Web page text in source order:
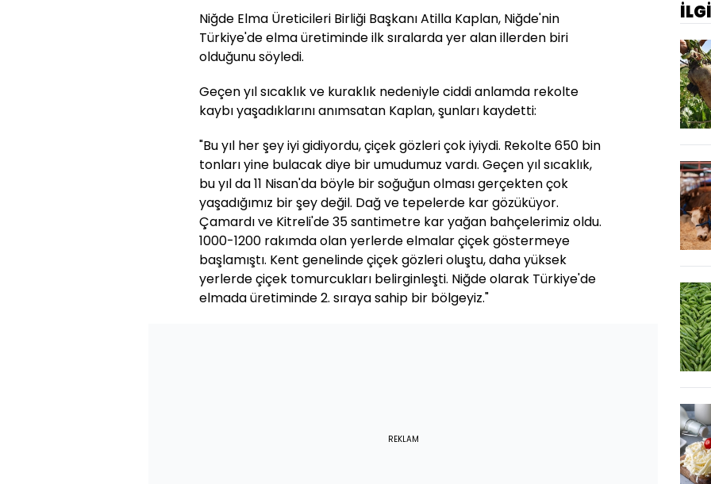
Niğde Elma Üreticileri Birliği Başkanı Atilla Kaplan, Niğde'nin
Türkiye'de elma üretiminde ilk sıralarda yer alan illerden biri
olduğunu söyledi.
Geçen yıl sıcaklık ve kuraklık nedeniyle ciddi anlamda rekolte
kaybı yaşadıklarını anımsatan Kaplan, şunları kaydetti:
"Bu yıl her şey iyi gidiyordu, çiçek gözleri çok iyiydi. Rekolte 650 bin
tonları yine bulacak diye bir umudumuz vardı. Geçen yıl sıcaklık,
bu yıl da 11 Nisan'da böyle bir soğuğun olması gerçekten çok
yaşadığımız bir şey değil. Dağ ve tepelerde kar gözüküyor.
Çamardı ve Kitreli'de 35 santimetre kar yağan bahçelerimiz oldu.
1000-1200 rakımda olan yerlerde elmalar çiçek göstermeye
başlamıştı. Kent genelinde çiçek gözleri oluştu, daha yüksek
yerlerde çiçek tomurcukları belirginleşti. Niğde olarak Türkiye'de
elmada üretiminde 2. sıraya sahip bir bölgeyiz."
REKLAM